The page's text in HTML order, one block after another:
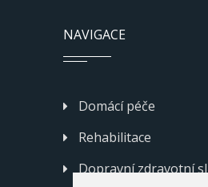
NAVIGACE
Domácí péče
Rehabilitace
Dopravní zdravotní